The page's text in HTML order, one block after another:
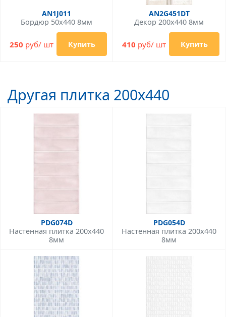
AN1J011
Бордюр 50x440 8мм
250 руб/ шт Купить
AN2G451DT
Декор 200x440 8мм
410 руб/ шт Купить
Другая плитка 200x440
PDG074D
Настенная плитка 200x440
8мм
PDG054D
Настенная плитка 200x440
8мм